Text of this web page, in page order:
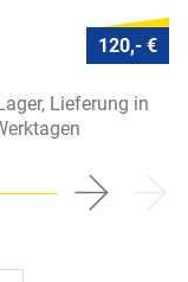
120,- €
Lieferung in